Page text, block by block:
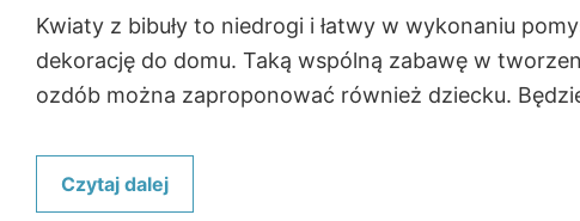
Kwiaty z bibuły to niedrogi i łatwy w wykonaniu
dekorację do domu. Taką wspólną zabawę w
ozdób można zaproponować również dziecku.
Czytaj dalej